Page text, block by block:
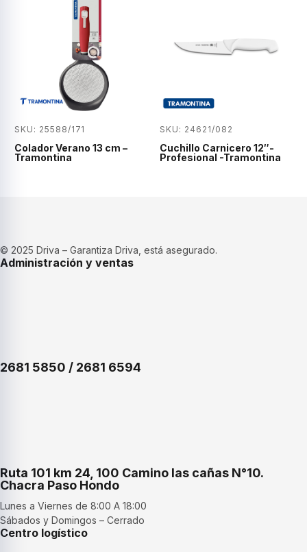
SKU: 25588/171
Colador Verano 13 cm –
Tramontina
SKU: 24621/082
Cuchillo Carnicero 12″-
Profesional -Tramontina
© 2025 Driva – Garantiza Driva, está asegurado.
Administración y ventas
2681 5850 / 2681 6594
Ruta 101 km 24, 100 Camino las cañas N°10.
Chacra Paso Hondo
Lunes a Viernes de 8:00 A 18:00
Sábados y Domingos – Cerrado
Centro logístico